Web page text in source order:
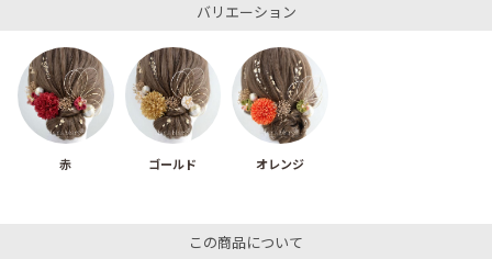
バリエーション
赤 ゴールド オレンジ
この商品について